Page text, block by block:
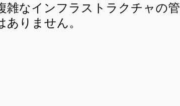
雑なインフラストラクチャの管
ありません。